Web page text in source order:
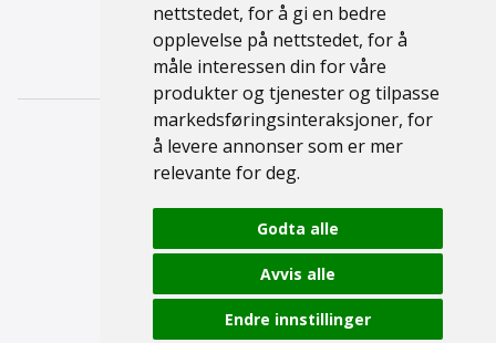
nettstedet, for å gi en bedre
opplevelse på nettstedet, for å
måle interessen din for våre
produkter og tjenester og tilpasse
markedsføringsinteraksjoner, for
å levere annonser som er mer
relevante for deg.
Godta alle
Avvis alle
Endre innstillinger
© 2026 Namsen Fritid
Kontakt
Personvernerklæring